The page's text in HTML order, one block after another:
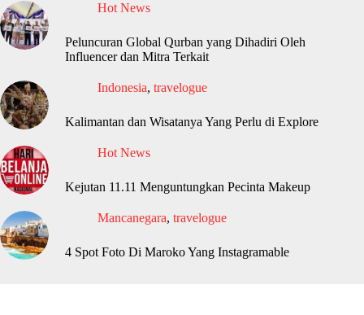
Hot News
Peluncuran Global Qurban yang Dihadiri Oleh
Influencer dan Mitra Terkait
Indonesia, travelogue
Kalimantan dan Wisatanya Yang Perlu di Explore
Hot News
Kejutan 11.11 Menguntungkan Pecinta Makeup
Mancanegara, travelogue
4 Spot Foto Di Maroko Yang Instagramable